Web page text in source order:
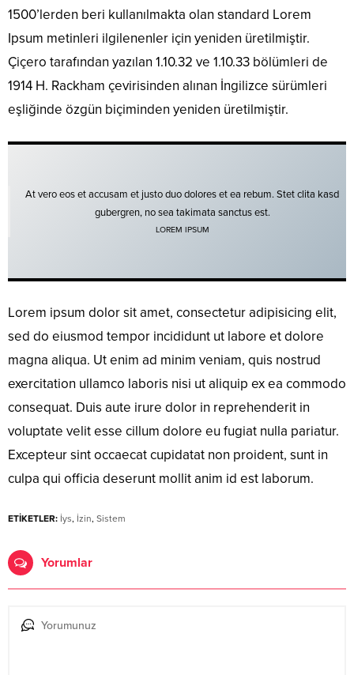
1500’lerden beri kullanılmakta olan standard Lorem
Ipsum metinleri ilgilenenler için yeniden üretilmiştir.
Çiçero tarafından yazılan 1.10.32 ve 1.10.33 bölümleri de
1914 H. Rackham çevirisinden alınan İngilizce sürümleri
eşliğinde özgün biçiminden yeniden üretilmiştir.
At vero eos et accusam et justo duo dolores et ea rebum. Stet clita kasd
gubergren, no sea takimata sanctus est.
LOREM IPSUM
Lorem ipsum dolor sit amet, consectetur adipisicing elit,
sed do eiusmod tempor incididunt ut labore et dolore
magna aliqua. Ut enim ad minim veniam, quis nostrud
exercitation ullamco laboris nisi ut aliquip ex ea commodo
consequat. Duis aute irure dolor in reprehenderit in
voluptate velit esse cillum dolore eu fugiat nulla pariatur.
Excepteur sint occaecat cupidatat non proident, sunt in
culpa qui officia deserunt mollit anim id est laborum.
ETİKETLER: İys, İzin, Sistem
Yorumlar